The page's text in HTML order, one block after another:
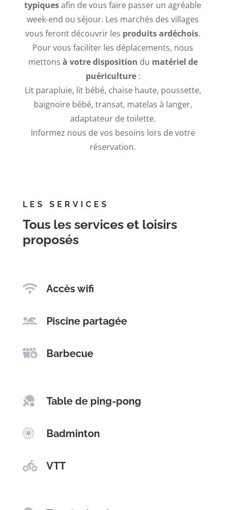
typiquesafin de vous faire passer un agréable
week-end ou séjour. Les marchés des villages
vous feront découvrir les produits ardéchois.
Pour vous faciliter les déplacements, nous
mettons à votre disposition du matériel de
puériculture:
Lit parapluie, lit bébé, chaise haute, poussette,
baignoire bébé, transat, matelas à langer,
adaptateur de toilette.
Informez nous de vos besoins lors de votre
réservation.
LES SERVICES
Tous les services et loisirs
proposés
 Accès wifi
 Piscine partagée
 Barbecue
 Table de ping-pong
 Badminton
 VTT